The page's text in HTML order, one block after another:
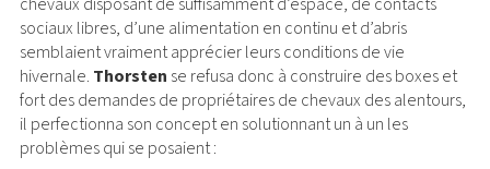
sociaux libres, d’une alimentation en continu et d’abris
semblaient vraiment apprécier leurs conditions de vie
hivernale. Thorsten se refusa donc à construire des boxes et
fort des demandes de propriétaires de chevaux des alentours,
il perfectionna son concept en solutionnant un à un les
problèmes qui se posaient :